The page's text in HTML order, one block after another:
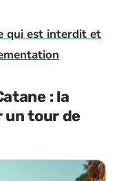
qui est interdit et
: la
un tour de